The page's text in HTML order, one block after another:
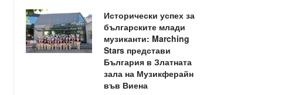
Исторически успех за
българските млади
музиканти: Marching
Stars представи
България в Златната
зала на Музикферайн
във Виена